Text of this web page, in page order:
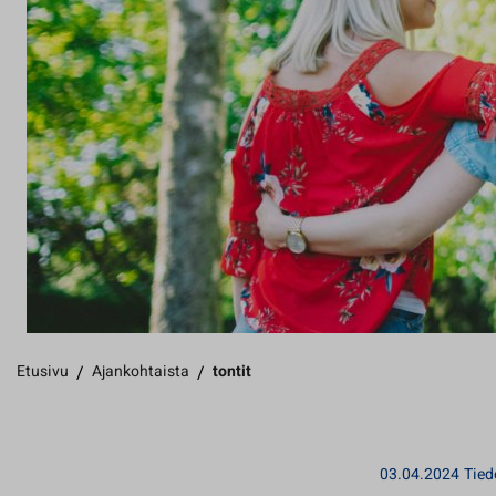
Etusivu / Ajankohtaista / tontit
03.04.2024